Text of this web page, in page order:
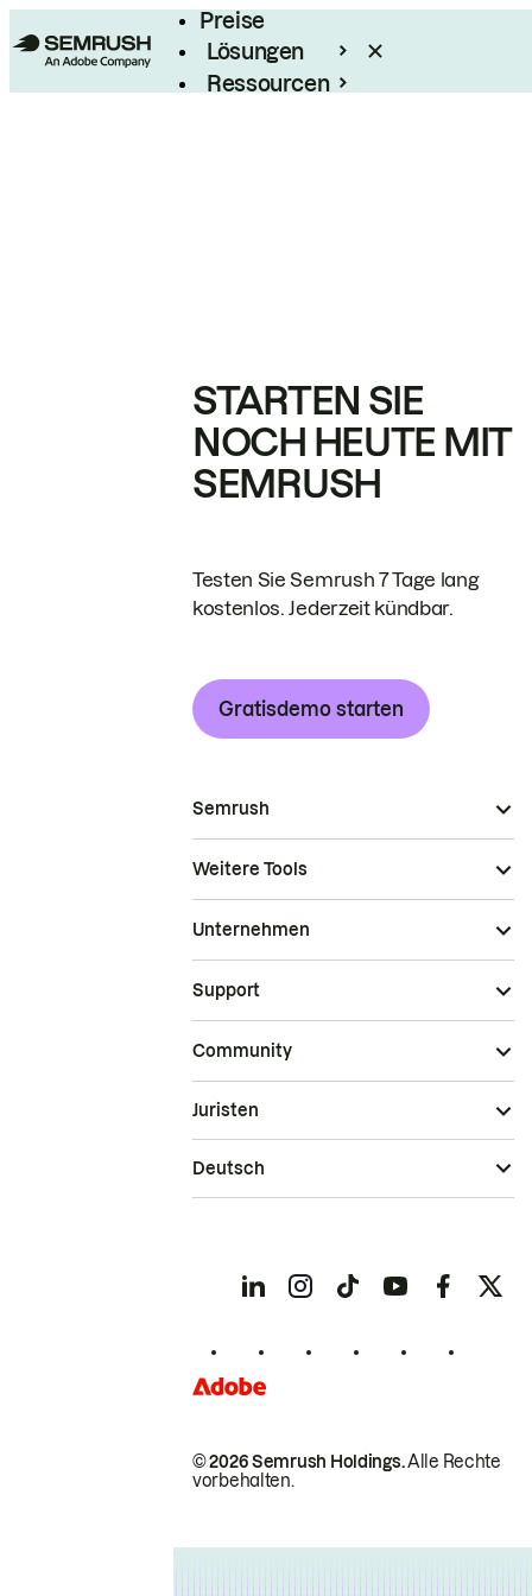
Preise
Lösungen
Ressourcen
STARTEN SIE
NOCH HEUTE MIT
SEMRUSH
Testen Sie Semrush 7 Tage lang
kostenlos. Jederzeit kündbar.
Gratisdemo starten
Semrush
Weitere Tools
Unternehmen
Support
Community
© 2026 Semrush Holdings.Alle Rechte
vorbehalten.
Juristen
Deutsch